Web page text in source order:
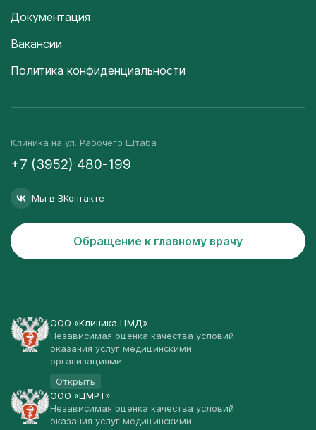
Документация
Вакансии
Политика конфиденциальности
Клиника на ул. Рабочего Штаба
+7 (3952) 480-199
Мы в ВКонтакте
Обращение к главному врачу
ООО «Клиника ЦМД»
Независимая оценка качества условий
оказания услуг медицинскими
организациями
Открыть
ООО «ЦМРТ»
Независимая оценка качества условий
оказания услуг медицинскими